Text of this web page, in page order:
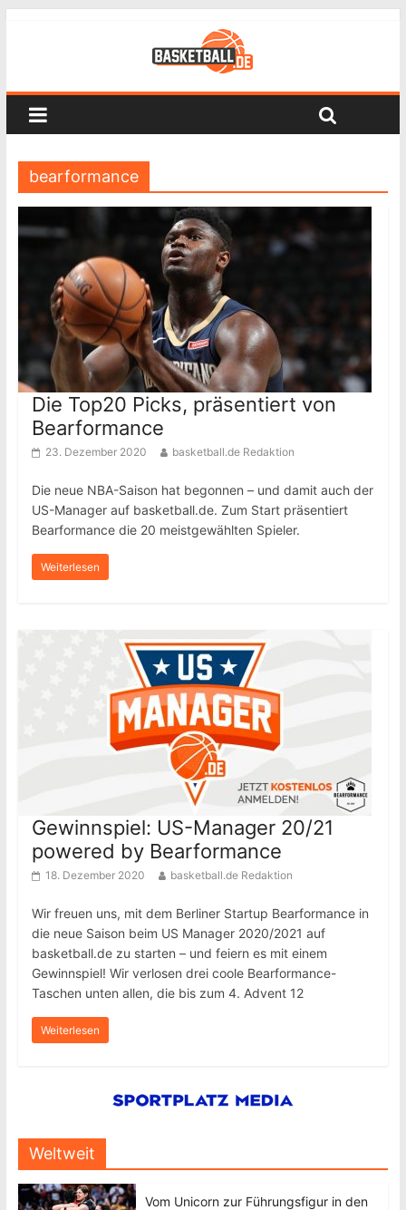
bearformance
Die Top20 Picks, präsentiert von
Bearformance
23. Dezember 2020 basketball.de Redaktion
Die neue NBA-Saison hat begonnen – und damit auch der
US-Manager auf basketball.de. Zum Start präsentiert
Bearformance die 20 meistgewählten Spieler.
Weiterlesen
Gewinnspiel: US-Manager 20/21
powered by Bearformance
18. Dezember 2020 basketball.de Redaktion
Wir freuen uns, mit dem Berliner Startup Bearformance in
die neue Saison beim US Manager 2020/2021 auf
basketball.de zu starten – und feiern es mit einem
Gewinnspiel! Wir verlosen drei coole Bearformance-
Taschen unten allen, die bis zum 4. Advent 12
Weiterlesen
Weltweit
Vom Unicorn zur Führungsfigur in den